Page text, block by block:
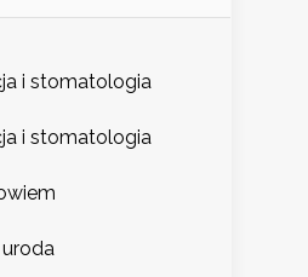
i stomatologia
i stomatologia